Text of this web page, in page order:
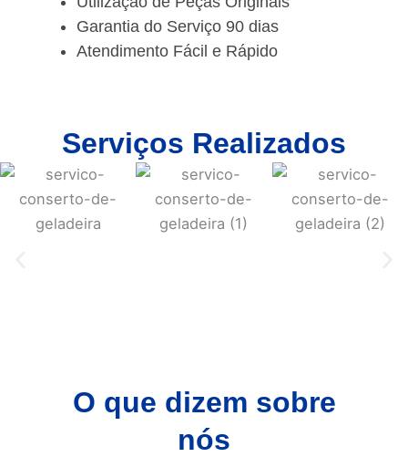
Garantia do Serviço 90 dias
Atendimento Fácil e Rápido
Serviços Realizados
O que dizem sobre
nós